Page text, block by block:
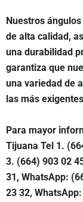
Nuestros
de alta calidad,
una durabilidad
garantiza que
una variedad de
las más
Para mayor
Tijuana Tel 1.
3. (664) 903 02
31, WhatsApp:
23 32,